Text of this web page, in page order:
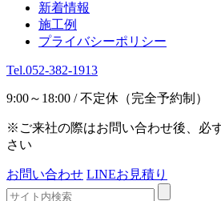
新着情報
施工例
プライバシーポリシー
Tel.052-382-1913
9:00～18:00 / 不定休（完全予約制）
※ご来社の際はお問い合わせ後、必
さい
お問い合わせ LINEお見積り